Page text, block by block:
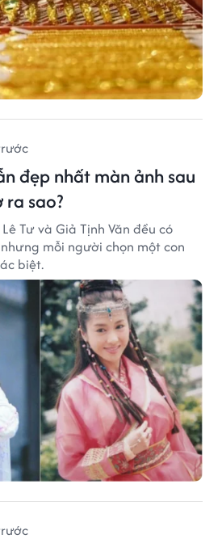
đẹp nhất màn ảnh sau
sao?
Tư và Giả Tịnh Văn đều có
mỗi người chọn một con
biệt.